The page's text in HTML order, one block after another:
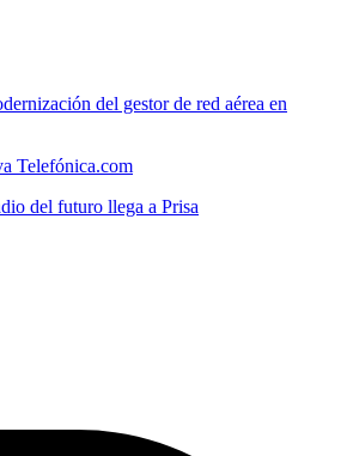
del gestor de red aérea en
Telefónica.com
del futuro llega a Prisa